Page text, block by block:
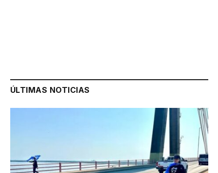
ÚLTIMAS NOTICIAS